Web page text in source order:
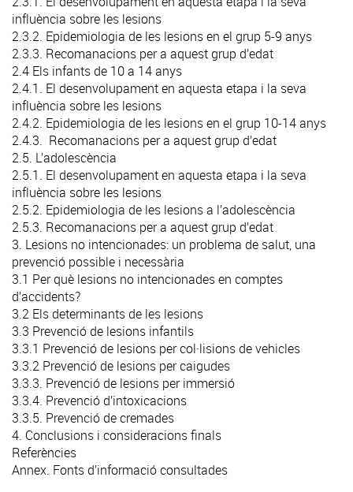
influència sobre les lesions
2.3.2. Epidemiologia de les lesions en el grup 5-9 anys
2.3.3. Recomanacions per a aquest grup d’edat
2.4 Els infants de 10 a 14 anys
2.4.1. El desenvolupament en aquesta etapa i la seva
influència sobre les lesions
2.4.2. Epidemiologia de les lesions en el grup 10-14 anys
2.4.3. Recomanacions per a aquest grup d’edat
2.5. L’adolescència
2.5.1. El desenvolupament en aquesta etapa i la seva
influència sobre les lesions
2.5.2. Epidemiologia de les lesions a l’adolescència
2.5.3. Recomanacions per a aquest grup d’edat
3. Lesions no intencionades: un problema de salut, una
prevenció possible i necessària
3.1 Per què lesions no intencionades en comptes
d’accidents?
3.2 Els determinants de les lesions
3.3 Prevenció de lesions infantils
3.3.1 Prevenció de lesions per col·lisions de vehicles
3.3.2 Prevenció de lesions per caigudes
3.3.3. Prevenció de lesions per immersió
3.3.4. Prevenció d’intoxicacions
3.3.5. Prevenció de cremades
4. Conclusions i consideracions finals
Referències
Annex. Fonts d’informació consultades